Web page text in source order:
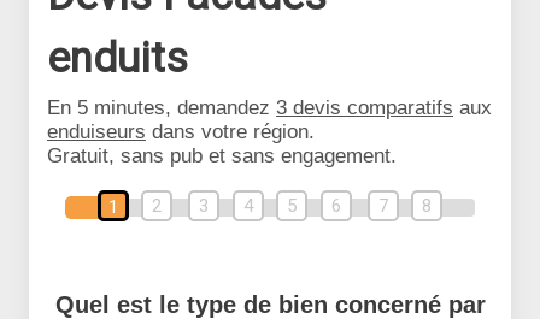
enduits
En 5 minutes, demandez 3 devis comparatifs aux
enduiseurs dans votre région.
Gratuit, sans pub et sans engagement.
1 2 3 4 5 6 7 8
Quel est le type de bien concerné par